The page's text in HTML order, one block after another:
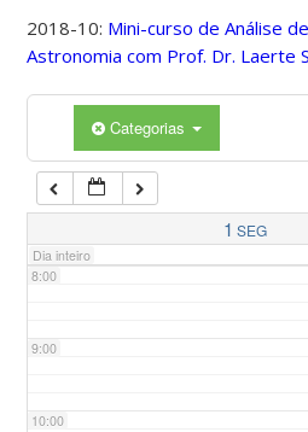
2018-10: Mini-curso de Análise
Astronomia com Prof. Dr. Laerte
Categorias
1 SEG
Dia inteiro
5:00
7:00
8:00
9:00
10:00